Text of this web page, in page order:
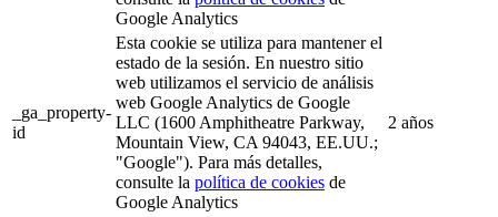
Google Analytics
_ga_property-
id
Esta cookie se utiliza para mantener el
estado de la sesión. En nuestro sitio
web utilizamos el servicio de análisis
web Google Analytics de Google
LLC (1600 Amphitheatre Parkway,
Mountain View, CA 94043, EE.UU.;
"Google"). Para más detalles,
consulte la política de cookies de
Google Analytics
2 años